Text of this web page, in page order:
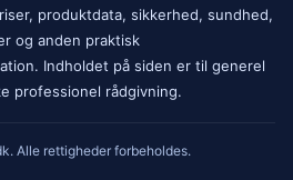
produktdata, sikkerhed, sundhed,
og anden praktisk
Indholdet på siden er til generel
professionel rådgivning.
Alle rettigheder forbeholdes.